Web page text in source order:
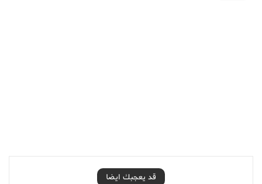
قد يعجبك ايضا